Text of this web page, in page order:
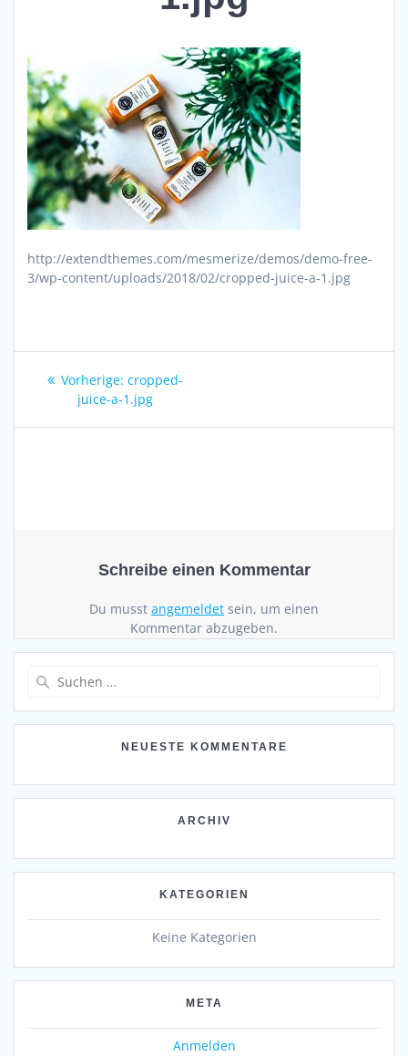
http://extendthemes.com/mesmerize/demos/demo-free-
3/wp-content/uploads/2018/02/cropped-juice-a-1.jpg
Beitragsnavigation
Vorherige: Vorheriger
Beitrag:
cropped-
juice-a-1.jpg
Schreibe einen Kommentar
Du musst angemeldet sein, um einen
Kommentar abzugeben.
NEUESTE KOMMENTARE
ARCHIV
KATEGORIEN
Keine Kategorien
META
Anmelden